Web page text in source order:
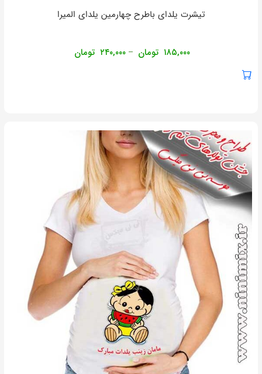
تیشرت یلدای باطرح چهارمین یلدای المیرا
۱۸۵,۰۰۰ تومان – ۲۴۰,۰۰۰ تومان